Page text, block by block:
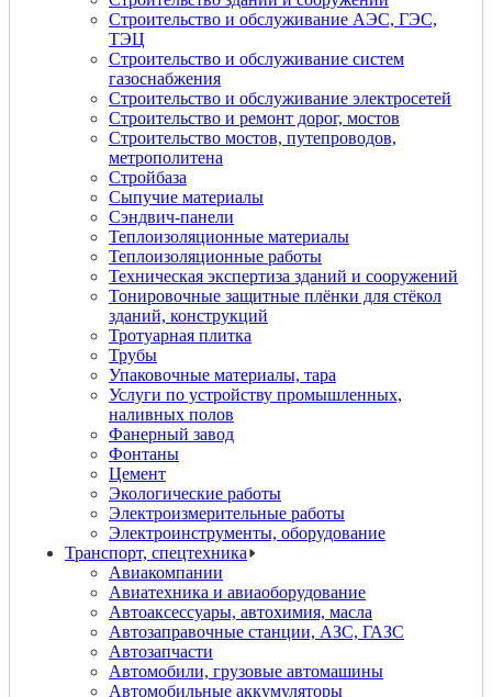
Строительство и обслуживание АЭС, ГЭС,
ТЭЦ
Строительство и обслуживание систем
газоснабжения
Строительство и обслуживание электросетей
Строительство и ремонт дорог, мостов
Строительство мостов, путепроводов,
метрополитена
Стройбаза
Сыпучие материалы
Сэндвич-панели
Теплоизоляционные материалы
Теплоизоляционные работы
Техническая экспертиза зданий и сооружений
Тонировочные защитные плёнки для стёкол
зданий, конструкций
Тротуарная плитка
Трубы
Упаковочные материалы, тара
Услуги по устройству промышленных,
наливных полов
Фанерный завод
Фонтаны
Цемент
Экологические работы
Электроизмерительные работы
Электроинструменты, оборудование
Транспорт, спецтехника
Авиакомпании
Авиатехника и авиаоборудование
Автоаксессуары, автохимия, масла
Автозаправочные станции, АЗС, ГАЗС
Автозапчасти
Автомобили, грузовые автомашины
Автомобильные аккумуляторы